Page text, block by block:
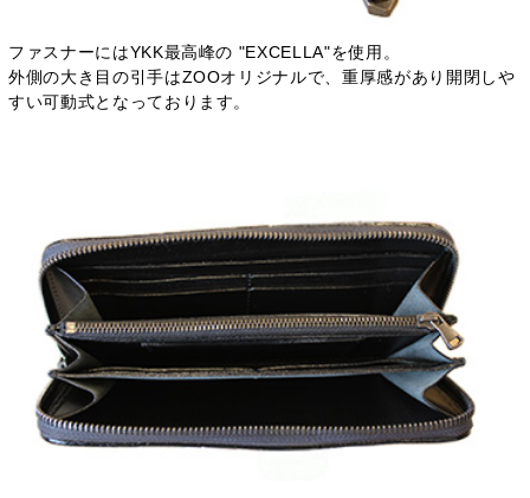
ファスナーにはYKK最高峰の "EXCELLA"を使用。
外側の大き目の引手はZOOオリジナルで、重厚感があり開閉しや
すい可動式となっております。